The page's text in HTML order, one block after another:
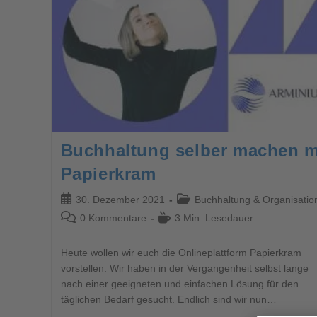
Buchhaltung selber machen
Papierkram
30. Dezember 2021
Buchhaltung &
0 Kommentare
3 Min. Lesedauer
Heute wollen wir euch die Onlineplattform Papierkram
vorstellen. Wir haben in der Vergangenheit selbst lange
nach einer geeigneten und einfachen Lösung für den
täglichen Bedarf gesucht. Endlich sind wir nun…